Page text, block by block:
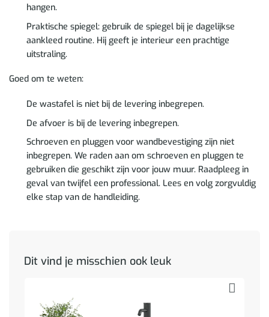
hangen.
Praktische spiegel: gebruik de spiegel bij je dagelijkse
aankleed routine. Hij geeft je interieur een prachtige
uitstraling.
Goed om te weten:
De wastafel is niet bij de levering inbegrepen.
De afvoer is bij de levering inbegrepen.
Schroeven en pluggen voor wandbevestiging zijn niet
inbegrepen. We raden aan om schroeven en pluggen te
gebruiken die geschikt zijn voor jouw muur. Raadpleeg in
geval van twijfel een professional. Lees en volg zorgvuldig
elke stap van de handleiding.
Dit vind je misschien ook leuk